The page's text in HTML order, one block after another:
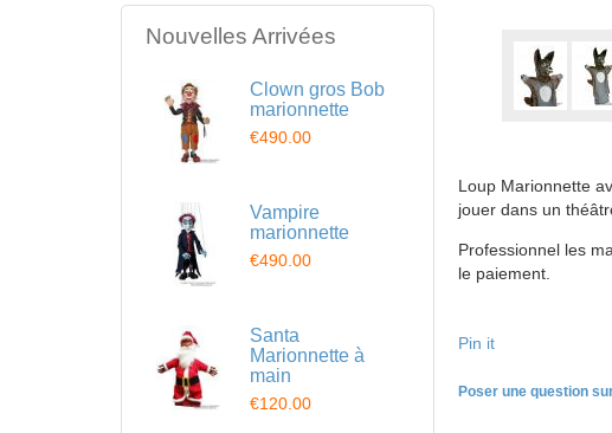
Loup Marionnette
jouer dans un
Professionnel les
le paiement.
Pin it
Poser une question
Nouvelles Arrivées
Clown gros Bob
marionnette
€490.00
Vampire
marionnette
€490.00
Santa
Marionnette à
main
€120.00